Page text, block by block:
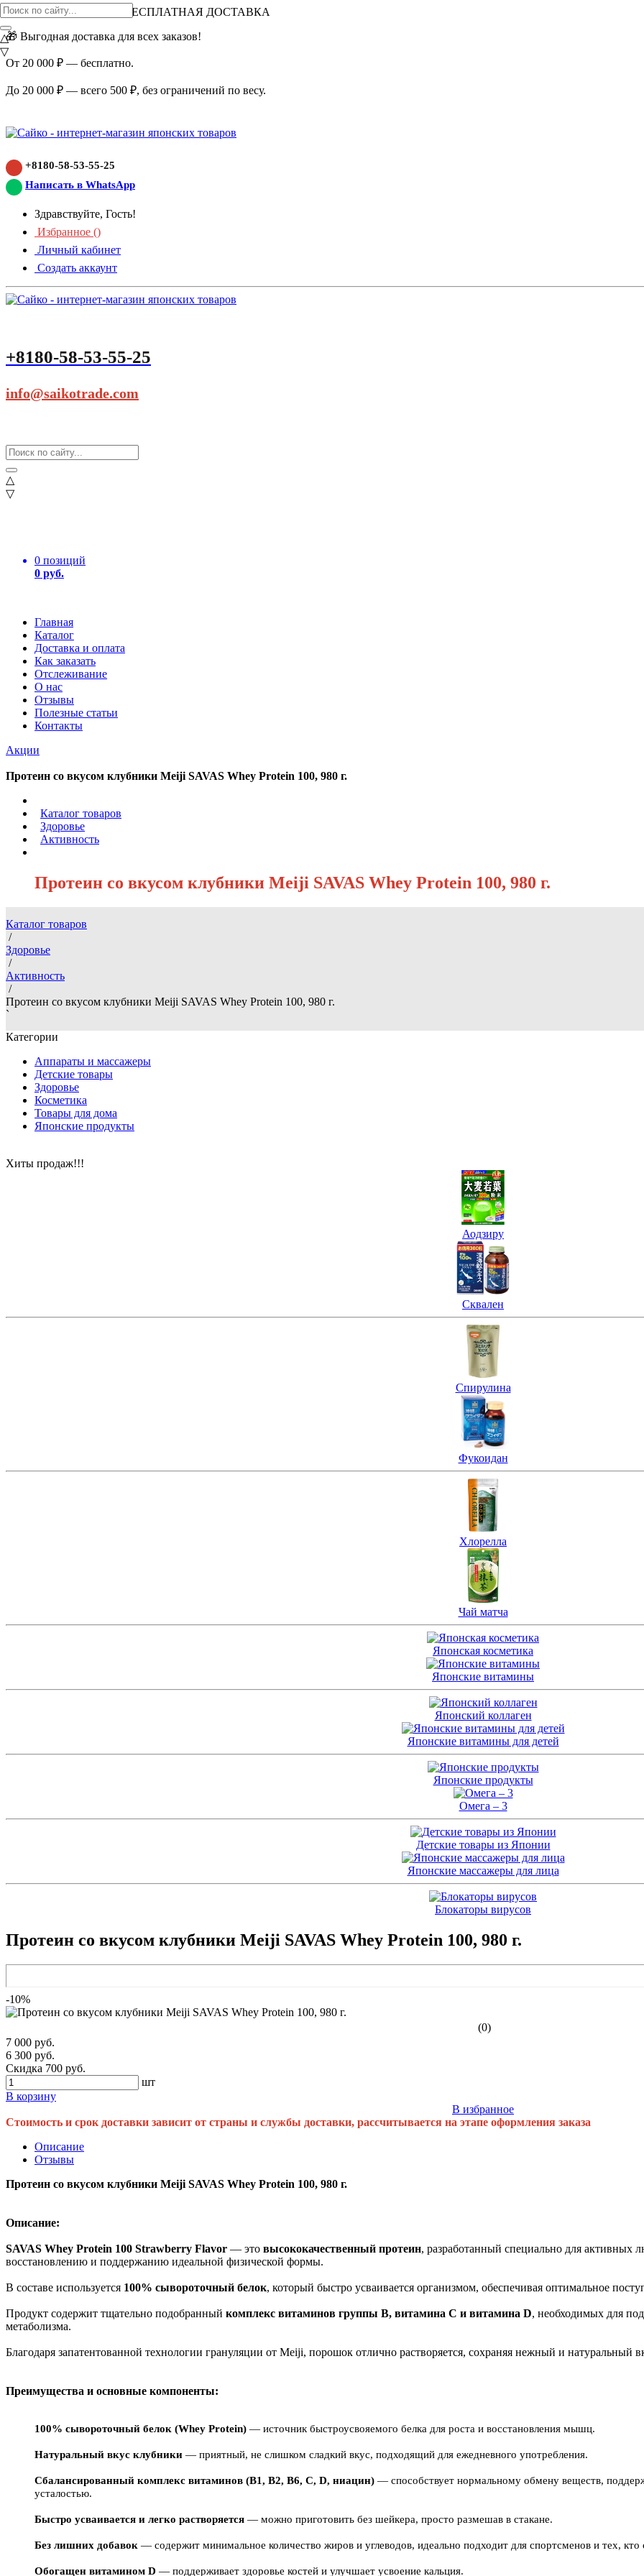
ВНИМАНИЕ АКЦИЯ!
БЕСПЛАТНАЯ ДОСТАВКА
🎁 Выгодная доставка для всех заказов!
От 20 000 ₽ — бесплатно.
До 20 000 ₽ — всего 500 ₽, без ограничений по весу.
+8180-58-53-55-25
Написать в WhatsApp
Здравствуйте, Гость!
Избранное ()
Личный кабинет
Создать аккаунт
+8180-58-53-55-25
info@saikotrade.com
△
▽
0 позиций
0 руб.
Главная
Каталог
Доставка и оплата
Как заказать
Отслеживание
О нас
Отзывы
Полезные статьи
Контакты
Акции
△
▽
Протеин со вкусом клубники Meiji SAVAS Whey Protein 100, 980 г.
Каталог товаров
Здоровье
Активность
Протеин со вкусом клубники Meiji SAVAS Whey Protein 100, 980 г.
Каталог товаров
/
Здоровье
/
Активность
/
Протеин со вкусом клубники Meiji SAVAS Whey Protein 100, 980 г.
`
Категории
Аппараты и массажеры
Детские товары
Здоровье
Косметика
Товары для дома
Японские продукты
Хиты продаж!!!
Аодзиру
Сквален
Спирулина
Фукоидан
Хлорелла
Чай матча
Японская косметика
Японские витамины
Японский коллаген
Японские витамины для детей
Японские продукты
Омега – 3
Детские товары из Японии
Японские массажеры для лица
Блокаторы вирусов
Протеин со вкусом клубники Meiji SAVAS Whey Protein 100, 980 г.
-10%
(0)
7 000 руб.
6 300 руб.
Скидка 700 руб.
шт
В корзину
В избранное
Стоимость и срок доставки зависит от страны и службы доставки, рассчитывается на этапе оформления заказа
Описание
Отзывы
Протеин со вкусом клубники Meiji SAVAS Whey Protein 100, 980 г.
Описание:
SAVAS Whey Protein 100 Strawberry Flavor — это высококачественный протеин, разработанный специально для активных
восстановлению и поддержанию идеальной физической формы.
В составе используется 100% сывороточный белок, который быстро усваивается организмом, обеспечивая оптимальное
Продукт содержит тщательно подобранный комплекс витаминов группы B, витамина C и витамина D, необходимых для
метаболизма.
Благодаря запатентованной технологии грануляции от Meiji, порошок отлично растворяется, сохраняя нежный и натуральный
Преимущества и основные компоненты:
100% сывороточный белок (Whey Protein) — источник быстроусвояемого белка для роста и восстановления мышц.
Натуральный вкус клубники — приятный, не слишком сладкий вкус, подходящий для ежедневного употребления.
Сбалансированный комплекс витаминов (B1, B2, B6, C, D, ниацин) — способствует нормальному обмену веществ,
усталостью.
Быстро усваивается и легко растворяется — можно приготовить без шейкера, просто размешав в стакане.
Без лишних добавок — содержит минимальное количество жиров и углеводов, идеально подходит для спортсменов и тех, кто
Обогащен витамином D — поддерживает здоровье костей и улучшает усвоение кальция.